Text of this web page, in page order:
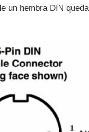
un hembra DIN queda